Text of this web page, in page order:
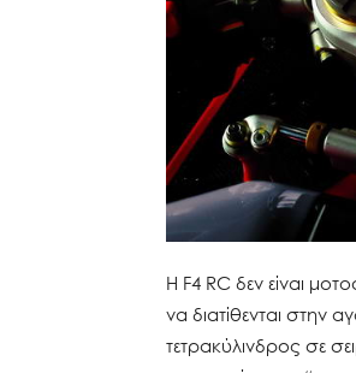
Η F4 RC δεν είναι
να διατίθενται στην
τετρακύλινδρος σε